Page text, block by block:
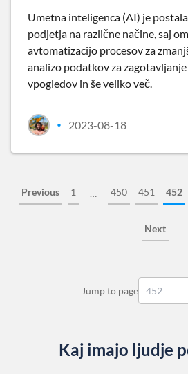
Umetna inteligenca (AI) je
podjetja na različne načine, saj
avtomatizacijo procesov za
analizo podatkov za
vpogledov in še veliko več.
• 2023-08-18
Previous 1 … 450 451 452
Next
Jump to page
Kaj imajo ljudje